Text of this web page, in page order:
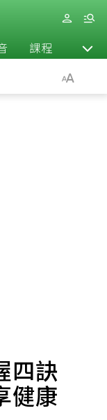
課程 退休
四訣
健康